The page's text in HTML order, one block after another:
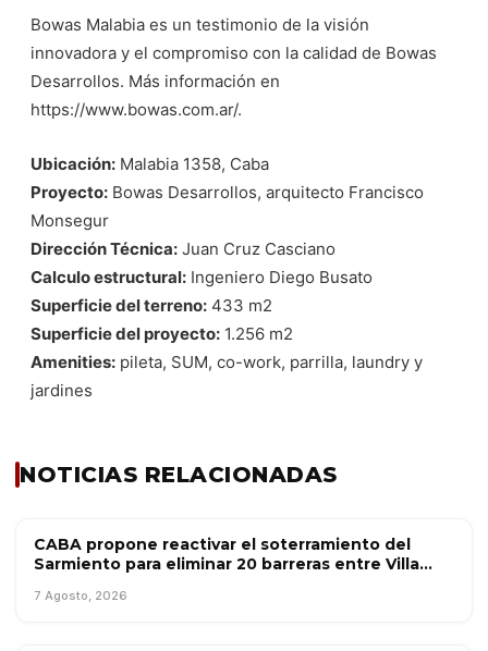
Bowas Malabia es un testimonio de la visión
innovadora y el compromiso con la calidad de Bowas
Desarrollos. Más información en
https://www.bowas.com.ar/.
Ubicación: Malabia 1358, Caba
Proyecto: Bowas Desarrollos, arquitecto Francisco
Monsegur
Dirección Técnica: Juan Cruz Casciano
Calculo estructural: Ingeniero Diego Busato
Superficie del terreno: 433 m2
Superficie del proyecto: 1.256 m2
Amenities: pileta, SUM, co-work, parrilla, laundry y
jardines
NOTICIAS RELACIONADAS
OBRA PÚBLICA
CABA propone reactivar el soterramiento del
Sarmiento para eliminar 20 barreras entre Villa
7 Agosto, 2026